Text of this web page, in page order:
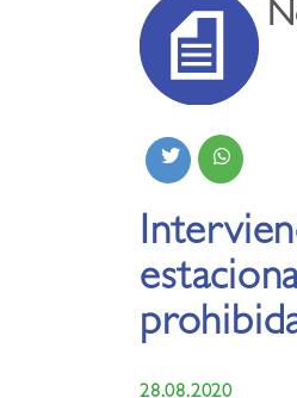
28.08.2020